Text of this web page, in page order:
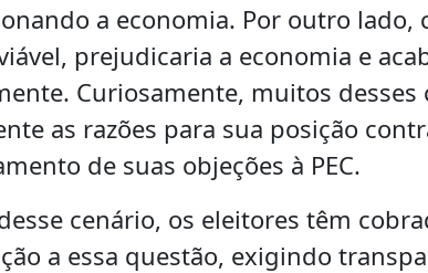
a economia. Por outro
prejudicaria a economia e
Curiosamente, muitos
as razões para sua posição
de suas objeções à PEC.
cenário, os eleitores têm
a essa questão, exigindo